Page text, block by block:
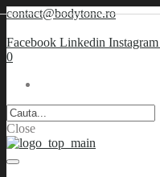
contact@bodytone.ro
Facebook Linkedin Instagram
0
Close